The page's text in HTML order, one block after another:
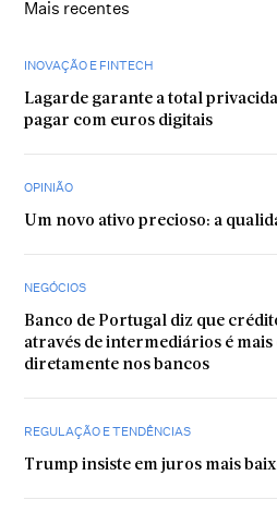
Mais recentes
INOVAÇÃO E FINTECH
Lagarde garante a total
pagar com euros digitais
OPINIÃO
Um novo ativo precioso: a
NEGÓCIOS
Banco de Portugal diz que
através de intermediários é mais
diretamente nos bancos
REGULAÇÃO E TENDÊNCIAS
Trump insiste em juros mais